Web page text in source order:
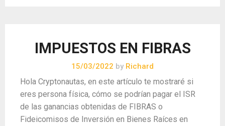
IMPUESTOS EN FIBRAS
15/03/2022 by Richard
Hola Cryptonautas, en este artículo te mostraré si
eres persona física, cómo se podrían pagar el ISR
de las ganancias obtenidas de FIBRAS o
Fideicomisos de Inversión en Bienes Raíces en